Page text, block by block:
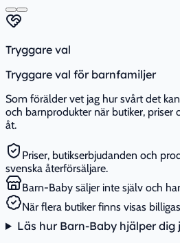
Tryggare val
Tryggare val för barnfamiljer
Som förälder vet jag hur svårt det
och barnprodukter när butiker, priser
åt.
Priser, butikserbjudanden och
svenska återförsäljare.
Barn-Baby säljer inte själv och
När flera butiker finns visas
Läs hur Barn-Baby hjälper